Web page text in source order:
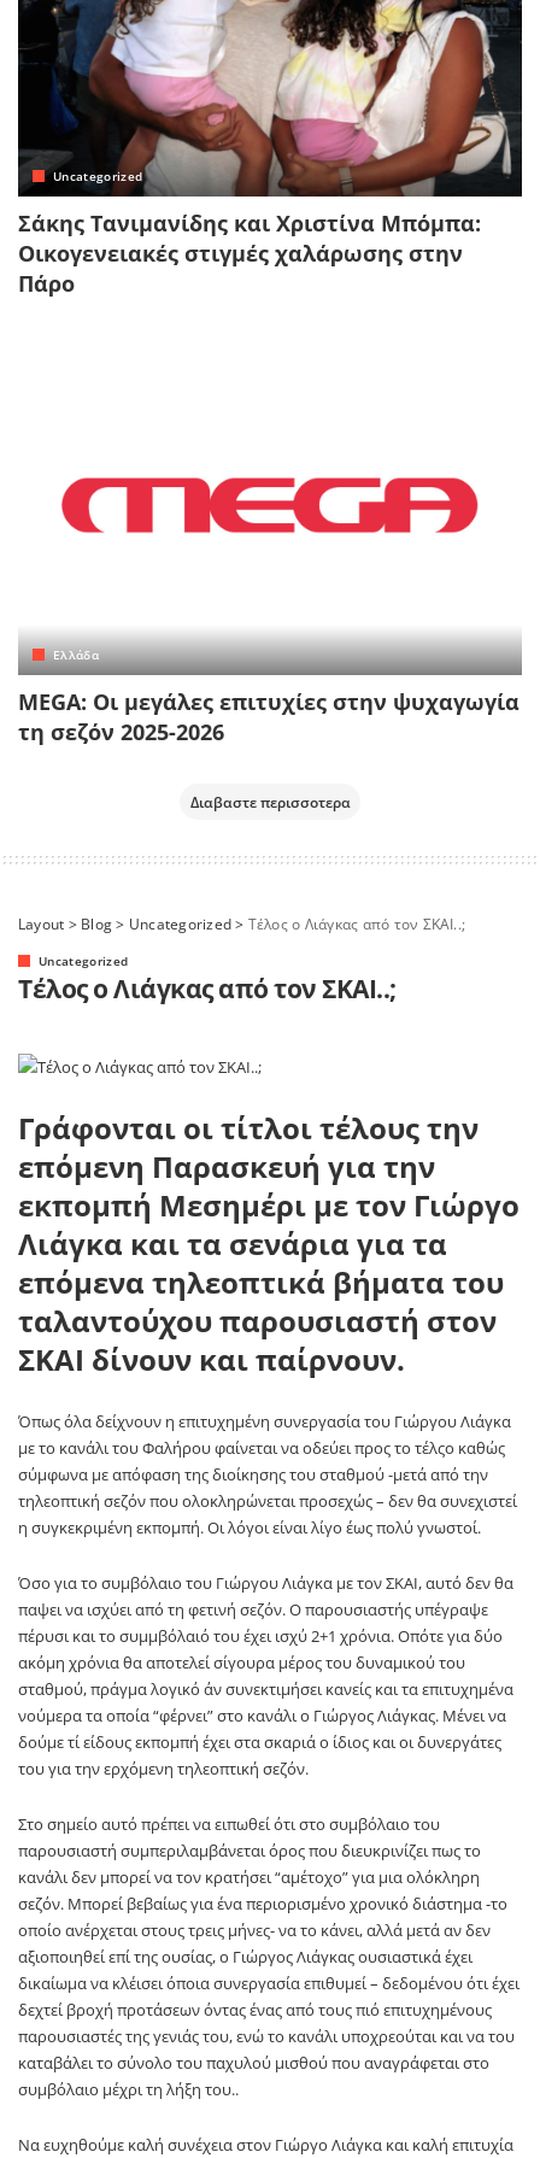
Uncategorized
Σάκης Τανιμανίδης και Χριστίνα Μπόμπα:
Οικογενειακές στιγμές χαλάρωσης στην
Πάρο
Ελλάδα
MEGA: Οι μεγάλες επιτυχίες στην ψυχαγωγία
τη σεζόν 2025-2026
Διαβαστε περισσοτερα
Layout > Blog> Uncategorized> Τέλος ο Λιάγκας από τον ΣΚΑΙ..;
Uncategorized
Τέλος ο Λιάγκας από τον ΣΚΑΙ..;
Γράφονται οι τίτλοι τέλους την
επόμενη Παρασκευή για την
εκπομπή Μεσημέρι με τον Γιώργο
Λιάγκα και τα σενάρια για τα
επόμενα τηλεοπτικά βήματα του
ταλαντούχου παρουσιαστή στον
ΣΚΑΙ δίνουν και παίρνουν.
Όπως όλα δείχνουν η επιτυχημένη συνεργασία του Γιώργου Λιάγκα
με το κανάλι του Φαλήρου φαίνεται να οδεύει προς το τέλςο καθώς
σύμφωνα με απόφαση της διοίκησης του σταθμού -μετά από την
τηλεοπτική σεζόν που ολοκληρώνεται προσεχώς – δεν θα συνεχιστεί
η συγκεκριμένη εκπομπή. Οι λόγοι είναι λίγο έως πολύ γνωστοί.
Όσο για το συμβόλαιο του Γιώργου Λιάγκα με τον ΣΚΑΙ, αυτό δεν θα
παψει να ισχύει από τη φετινή σεζόν. Ο παρουσιαστής υπέγραψε
πέρυσι και το συμμβόλαιό του έχει ισχύ 2+1 χρόνια. Οπότε για δύο
ακόμη χρόνια θα αποτελεί σίγουρα μέρος του δυναμικού του
σταθμού, πράγμα λογικό άν συνεκτιμήσει κανείς και τα επιτυχημένα
νούμερα τα οποία “φέρνει” στο κανάλι ο Γιώργος Λιάγκας. Μένει να
δούμε τί είδους εκπομπή έχει στα σκαριά ο ίδιος και οι δυνεργάτες
του για την ερχόμενη τηλεοπτική σεζόν.
Στο σημείο αυτό πρέπει να ειπωθεί ότι στο συμβόλαιο του
παρουσιαστή συμπεριλαμβάνεται όρος που διευκρινίζει πως το
κανάλι δεν μπορεί να τον κρατήσει “αμέτοχο” για μια ολόκληρη
σεζόν. Μπορεί βεβαίως για ένα περιορισμένο χρονικό διάστημα -το
οποίο ανέρχεται στους τρεις μήνες- να το κάνει, αλλά μετά αν δεν
αξιοποιηθεί επί της ουσίας, ο Γιώργος Λιάγκας ουσιαστικά έχει
δικαίωμα να κλέισει όποια συνεργασία επιθυμεί – δεδομένου ότι έχει
δεχτεί βροχή προτάσεων όντας ένας από τους πιό επιτυχημένους
παρουσιαστές της γενιάς του, ενώ το κανάλι υποχρεούται και να του
καταβάλει το σύνολο του παχυλού μισθού που αναγράφεται στο
συμβόλαιο μέχρι τη λήξη του..
Να ευχηθούμε καλή συνέχεια στον Γιώργο Λιάγκα και καλή επιτυχία